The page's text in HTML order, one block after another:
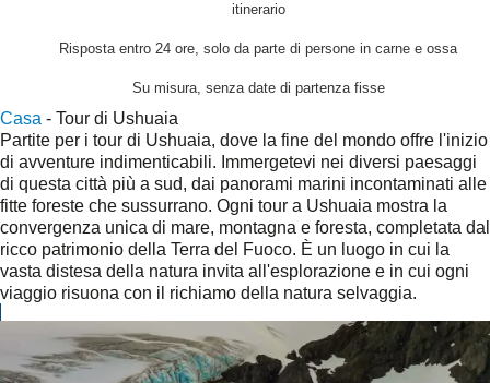
itinerario
Risposta entro 24 ore, solo da parte di persone in carne e ossa
Su misura, senza date di partenza fisse
Casa - Tour di Ushuaia
Partite per i tour di Ushuaia, dove la fine del mondo offre l'inizio
di avventure indimenticabili. Immergetevi nei diversi paesaggi
di questa città più a sud, dai panorami marini incontaminati alle
fitte foreste che sussurrano. Ogni tour a Ushuaia mostra la
convergenza unica di mare, montagna e foresta, completata dal
ricco patrimonio della Terra del Fuoco. È un luogo in cui la
vasta distesa della natura invita all'esplorazione e in cui ogni
viaggio risuona con il richiamo della natura selvaggia.